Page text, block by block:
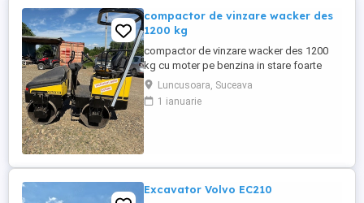
compactor de vinzare wacker des
1200 kg
compactor de vinzare wacker des 1200
kg cu moter pe benzina in stare foarte
buna de functionare cu vibratie si apa pt
valurii pentru mai multe detalii pe watzup
darius
Luncusoara, Suceava
1 ianuarie
Excavator Volvo EC210